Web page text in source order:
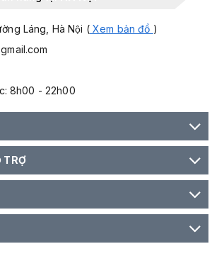
Láng, Hà Nội (Xem bản đồ )
8h00 - 22h00
TRỢ